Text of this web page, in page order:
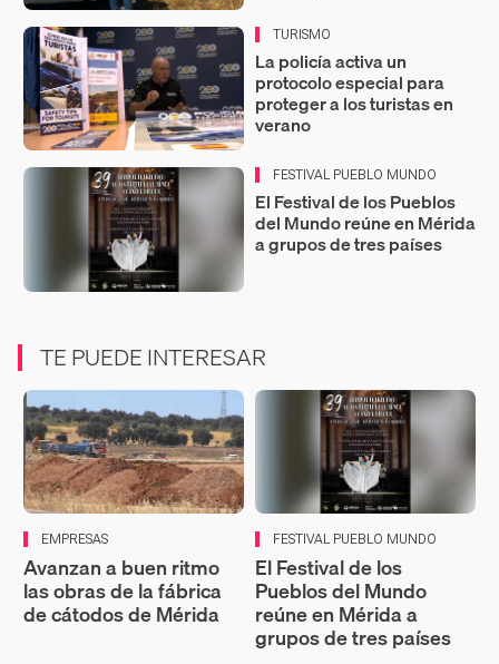
TURISMO
La policía activa un
protocolo especial para
proteger a los turistas en
verano
FESTIVAL PUEBLO MUNDO
El Festival de los Pueblos
del Mundo reúne en Mérida
a grupos de tres países
TE PUEDE INTERESAR
EMPRESAS
Avanzan a buen ritmo
las obras de la fábrica
de cátodos de Mérida
FESTIVAL PUEBLO MUNDO
El Festival de los
Pueblos del Mundo
reúne en Mérida a
grupos de tres países